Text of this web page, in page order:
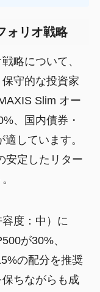
ォリオ戦略
略について、
守的な投資家
Slim オー
、国内債券・
しています。
安定したリター
度：中）に
が30%、
の配分を推奨
ちながらも成